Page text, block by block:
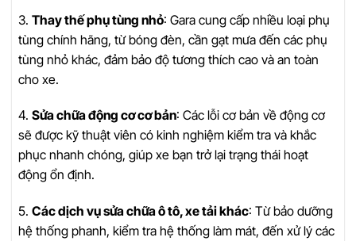
3. Thay thế phụ tùng nhỏ: Gara cung cấp nhiều loại phụ
tùng chính hãng, từ bóng đèn, cần gạt mưa đến các phụ
tùng nhỏ khác, đảm bảo độ tương thích cao và an toàn
cho xe.
4. Sửa chữa động cơ cơ bản: Các lỗi cơ bản về động cơ
sẽ được kỹ thuật viên có kinh nghiệm kiểm tra và khắc
phục nhanh chóng, giúp xe bạn trở lại trạng thái hoạt
động ổn định.
5. Các dịch vụ sửa chữa ô tô, xe tải khác: Từ bảo dưỡng
hệ thống phanh, kiểm tra hệ thống làm mát, đến xử lý các